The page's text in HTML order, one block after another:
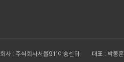
회사 : 주식회사서울911이송센터 대표 : 박동훈